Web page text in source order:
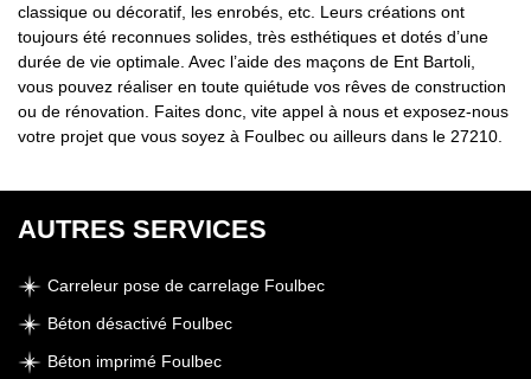
classique ou décoratif, les enrobés, etc. Leurs créations ont
toujours été reconnues solides, très esthétiques et dotés d’une
durée de vie optimale. Avec l’aide des maçons de Ent Bartoli,
vous pouvez réaliser en toute quiétude vos rêves de construction
ou de rénovation. Faites donc, vite appel à nous et exposez-nous
votre projet que vous soyez à Foulbec ou ailleurs dans le 27210.
AUTRES SERVICES
Carreleur pose de carrelage Foulbec
Béton désactivé Foulbec
Béton imprimé Foulbec